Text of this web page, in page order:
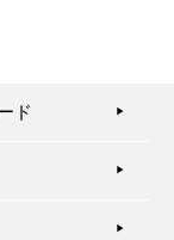
ド ▶︎
▶︎
▶︎